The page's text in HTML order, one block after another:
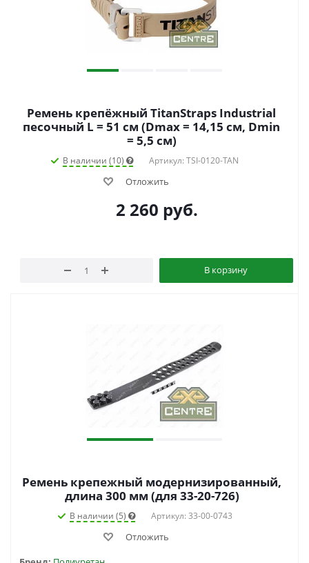
Ремень крепёжный TitanStraps Industrial
песочный L = 51 см (Dmax = 14,15 см, Dmin
= 5,5 см)
В наличии (10) Артикул: TSI-0120-TAN
Отложить
2 260 руб.
В корзину
Ремень крепежный модернизированный,
длина 300 мм (для 33-20-726)
В наличии (5) Артикул: 33-00-0743
Отложить